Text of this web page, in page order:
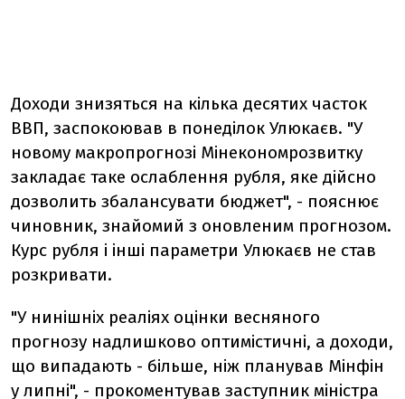
Доходи знизяться на кілька десятих часток
ВВП, заспокоював в понеділок Улюкаєв. "У
новому макропрогнозі Мінекономрозвитку
закладає таке ослаблення рубля, яке дійсно
дозволить збалансувати бюджет", - пояснює
чиновник, знайомий з оновленим прогнозом.
Курс рубля і інші параметри Улюкаєв не став
розкривати.
"У нинішніх реаліях оцінки весняного
прогнозу надлишково оптимістичні, а доходи,
що випадають - більше, ніж планував Мінфін
у липні", - прокоментував заступник міністра